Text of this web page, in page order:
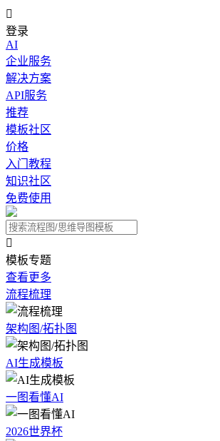

登录
AI
企业服务
解决方案
API服务
推荐
模板社区
价格
入门教程
知识社区
免费使用

模板专题
查看更多
流程梳理
架构图/拓扑图
AI生成模板
一图看懂AI
2026世界杯